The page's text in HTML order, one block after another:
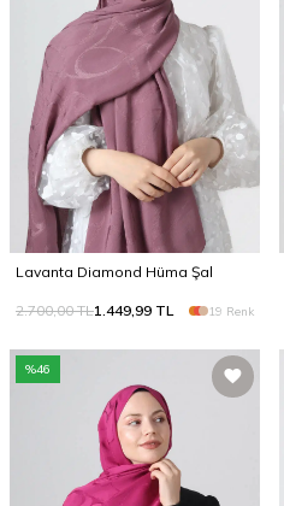
Lavanta Diamond Hüma Şal
2.700,00TL1.449,99 TL 19 Renk
%46